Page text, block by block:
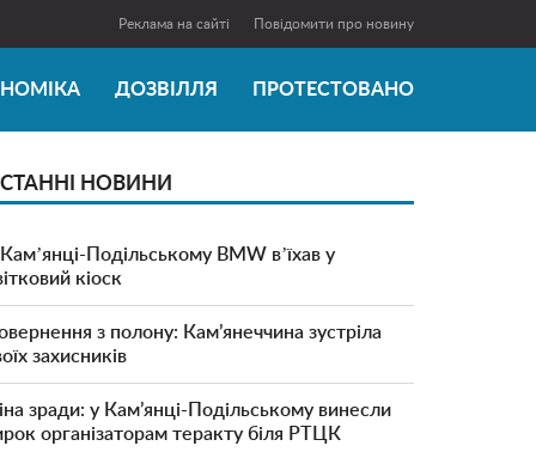
Реклама на сайті Повідомити про новину
ДОЗВІЛЛЯ ПРОТЕСТОВАНО
НОВИНИ
Подільському BMW вʼїхав у
кіоск
з полону: Кам’янеччина зустріла
захисників
зради: у Кам’янці-Подільському винесли
організаторам теракту біля РТЦК